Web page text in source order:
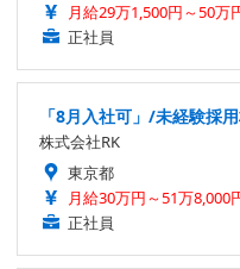
月給29万1,500円～50万
正社員
「8月入社可」/未経験採
株式会社RK
東京都
月給30万円～51万8,000
正社員